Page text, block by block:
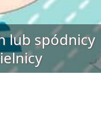
lub spódnicy